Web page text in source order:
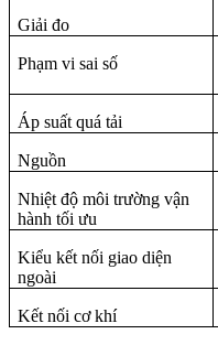
Giải đo
Phạm vi sai số
Áp suất quá tải
Nguồn
Nhiệt độ môi trường vận
hành tối ưu
Kiểu kết nối giao diện
ngoài
Kết nối cơ khí